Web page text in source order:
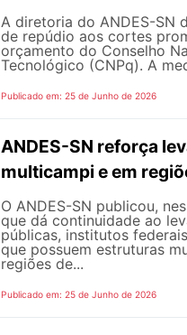
A diretoria do ANDES-SN
de repúdio aos cortes
orçamento do Conselho
Tecnológico (CNPq). A
Publicado em: 25 de Junho de 2026
ANDES-SN reforça
multicampi e em
O ANDES-SN publicou,
que dá continuidade ao
públicas, institutos
que possuem estruturas
regiões de...
Publicado em: 25 de Junho de 2026